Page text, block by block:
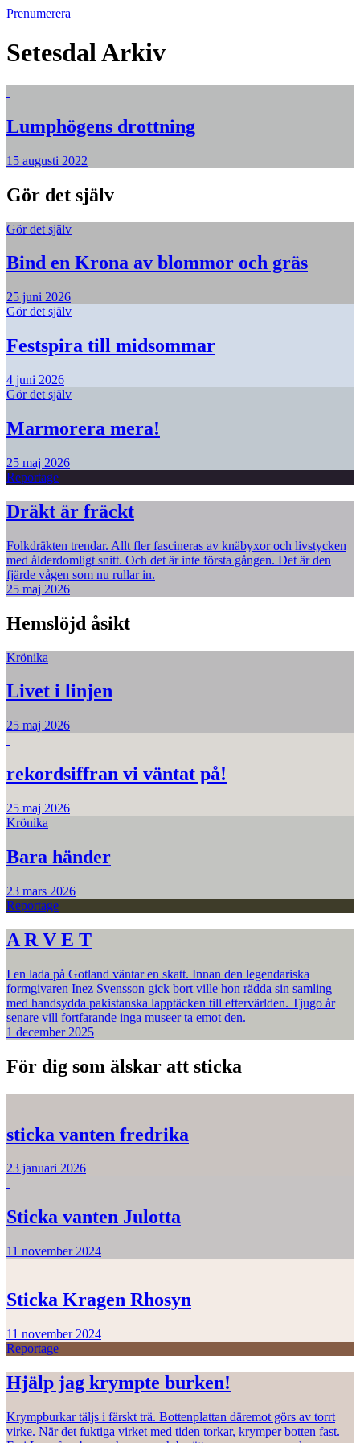
Prenumerera
SetesdalArkiv
Lumphögens drottning
15 augusti 2022
Gör det själv
Gör det själv
Bind en Krona av blommor och gräs
25 juni 2026
Gör det själv
Festspira till midsommar
4 juni 2026
Gör det själv
Marmorera mera!
25 maj 2026
Reportage
Dräkt är fräckt
Folkdräkten trendar. Allt fler fascineras av knäbyxor och livstycken
med ålderdomligt snitt. Och det är inte första gången. Det är den
fjärde vågen som nu rullar in.
25 maj 2026
Hemslöjd åsikt
Krönika
Livet i linjen
25 maj 2026
rekordsiffran vi väntat på!
25 maj 2026
Krönika
Bara händer
23 mars 2026
Reportage
A R V E T
I en lada på Gotland väntar en skatt. Innan den legendariska
formgivaren Inez Svensson gick bort ville hon rädda sin samling
med handsydda pakistanska lapptäcken till eftervärlden. Tjugo år
senare vill fortfarande inga museer ta emot den.
1 december 2025
För dig som älskar att sticka
sticka vanten fredrika
23 januari 2026
Sticka vanten Julotta
11 november 2024
Sticka Kragen Rhosyn
11 november 2024
Reportage
Hjälp jag krympte burken!
Krympburkar täljs i färskt trä. Bottenplattan däremot görs av torrt
virke. När det fuktiga virket med tiden torkar, krymper botten fast.